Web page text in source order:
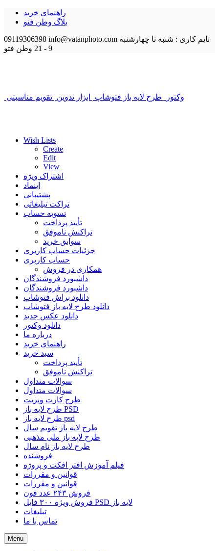
راهنمای خرید
بلاگ وطن فتو
09119306398 info@vatanphoto.com تایم کاری : شنبه تا چهارشنبه
9 - 21
وطن فتو
وکتور طرح لایه باز فتوشاپ ابزار تدوین تقویم مناسبتی
Wish Lists
Create
Edit
View
اشتراک ویژه
اینماد
پشتیبانی
تراکت تبلیغاتی
تسویه حساب
تأیید پرداخت
تراکنش ناموفق
سوابق خرید
جزئیات حساب کاربری
حساب کاربری
همکاری در فروش
داشبورد فروشندگان
داشبورد فروشندگان
دانلود براش فتوشاپ
دانلود طرح لایه باز فتوشاپ
دانلود عکس جدید
دانلود وکتور
درباره ما
راهنمای خرید
سبد خرید
تأیید پرداخت
تراکنش ناموفق
سوالات متداول
سوالات متداول
طرح کارت ویزیت
طرح لایه باز PSD
طرح لایه باز psd
طرح لایه باز تقویم سال
طرح لایه باز ملی مذهبی
طرح لایه باز نام سال
فروشنده
فیلم آموزش افتر افکت و پروژه
قوانین و مقررات
قوانین و مقررات
فروش ۲۴۳ عدد فون
فروش ویژه ۳۰۰ فایل PSD لایه باز
تبلیغات
تماس با ما
Menu